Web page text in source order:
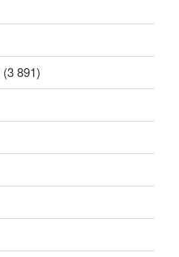
(3 891)